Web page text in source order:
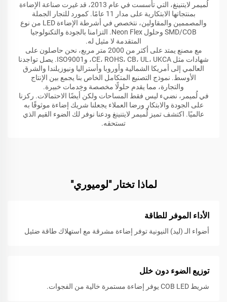
لُميمر لايتنينغ، التي تأسست في عام 2013، قد غيرت صناعة الإضاءة
بمنتجاتها الابتكارية على مدار 11 عامًا. كمورد للتجار الجملة
والمصممين والمقاولين، نتخصص في أشرطة الإضاءة LED من نوع
SMD/COB وحلول Neon Flex. التزامنا بالجودة والتكنولوجيا
المتقدمة لا مثيل له.
مع مصنع يمتد على أكثر من 2000 متر مربع، نحن حاصلون على
شهادات مثل CE، ROHS، CB، UL، UKCA، وISO9001. يصل تواجدنا
العالمي إلى أمريكا الشمالية وأوروبا وأستراليا ونيوزيلندا والشرق
الأوسط. نموذج التصنيع المتكامل الخاص بنا يجمع بين الإنتاج
والتجارة، مما يقدم حلولًا مخصصة وخِدمات خبيرة.
في لُميمر، نضيء ليس فقط المساحات ولكن أيضًا الاحتمالات. ركزنا
على الجودة والابتكار ورضا العملاء يجعلنا شريك إضاءة موثوقًا به
عالميًا. اكتشف تميز لُميمر لايتنينغ ودعنا نوفر لك الضوء القيم الذي
تستحقه.
لماذا تختار "لوميوري"
الأداء الموفر للطاقة
أضواء الـ (ليد) النيونية توفر إضاءة مشرقة مع استهلاك طاقة ضئيل
توزيع الضوء دون خلل
شريط COB LED يوفر إضاءة مستمرة خالية من الفجوات.